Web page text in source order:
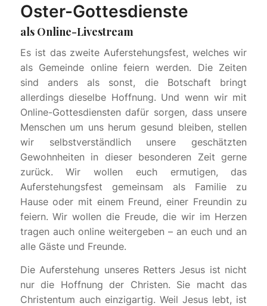
Oster-Gottesdienste
als Online-Livestream
Es ist das zweite Auferstehungsfest, welches wir
als Gemeinde online feiern werden. Die Zeiten
sind anders als sonst, die Botschaft bringt
allerdings dieselbe Hoffnung. Und wenn wir mit
Online-Gottesdiensten dafür sorgen, dass unsere
Menschen um uns herum gesund bleiben, stellen
wir selbstverständlich unsere geschätzten
Gewohnheiten in dieser besonderen Zeit gerne
zurück. Wir wollen euch ermutigen, das
Auferstehungsfest gemeinsam als Familie zu
Hause oder mit einem Freund, einer Freundin zu
feiern. Wir wollen die Freude, die wir im Herzen
tragen auch online weitergeben – an euch und an
alle Gäste und Freunde.
Die Auferstehung unseres Retters Jesus ist nicht
nur die Hoffnung der Christen. Sie macht das
Christentum auch einzigartig. Weil Jesus lebt, ist